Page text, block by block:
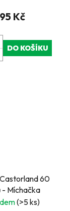
95 Kč
DO KOŠÍKU
60
- Míchačka
(>5 ks)